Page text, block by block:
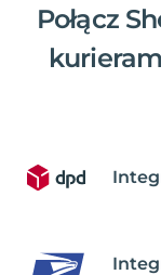
Połącz